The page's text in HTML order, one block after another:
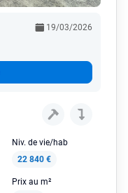
19/03/2026
Niv. de vie/hab
22 840 €
Prix au m²